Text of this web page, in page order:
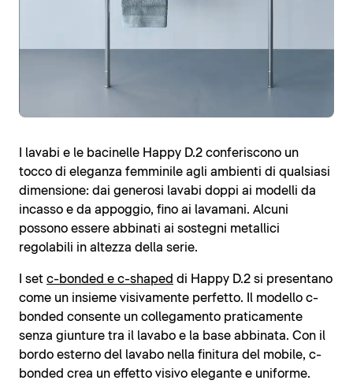
I lavabi e le bacinelle Happy D.2 conferiscono un
tocco di eleganza femminile agli ambienti di qualsiasi
dimensione: dai generosi lavabi doppi ai modelli da
incasso e da appoggio, fino ai lavamani. Alcuni
possono essere abbinati ai sostegni metallici
regolabili in altezza della serie.
I set c-bonded e c-shaped di Happy D.2 si presentano
come un insieme visivamente perfetto. Il modello c-
bonded consente un collegamento praticamente
senza giunture tra il lavabo e la base abbinata. Con il
bordo esterno del lavabo nella finitura del mobile, c-
bonded crea un effetto visivo elegante e uniforme.